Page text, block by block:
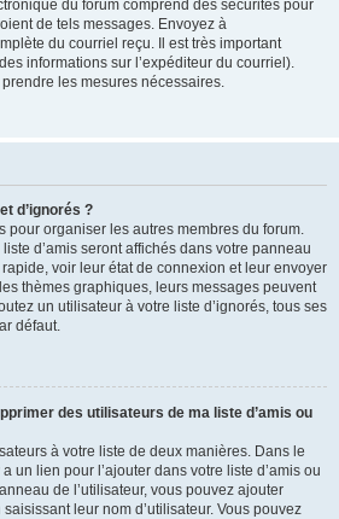
du forum comprend des sécurités pour
de tels messages. Envoyez à
du courriel reçu. Il est très important
informations sur l’expéditeur du courriel).
les mesures nécessaires.
d’ignorés ?
pour organiser les autres membres du forum.
d’amis seront affichés dans votre panneau
voir leur état de connexion et leur envoyer
thèmes graphiques, leurs messages peuvent
un utilisateur à votre liste d’ignorés, tous ses
défaut.
des utilisateurs de ma liste d’amis ou
à votre liste de deux manières. Dans le
un lien pour l’ajouter dans votre liste d’amis ou
de l’utilisateur, vous pouvez ajouter
leur nom d’utilisateur. Vous pouvez